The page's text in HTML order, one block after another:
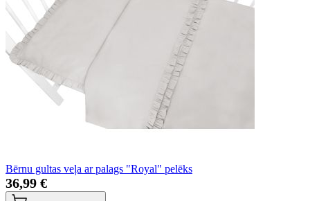
Bērnu gultas veļa ar palags "Royal" pelēks
36,99 €